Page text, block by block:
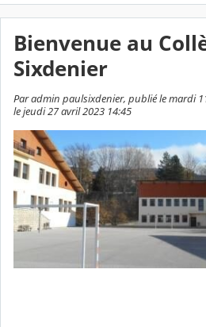
Bienvenue au
Sixdenier
Par admin paulsixdenier, publié le mardi
le jeudi 27 avril 2023 14:45